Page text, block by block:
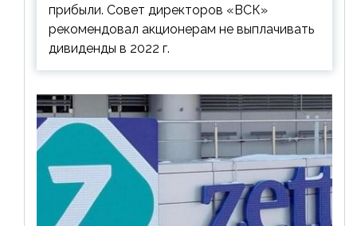
прибыли. Совет директоров «ВСК»
рекомендовал акционерам не выплачивать
дивиденды в 2022 г.